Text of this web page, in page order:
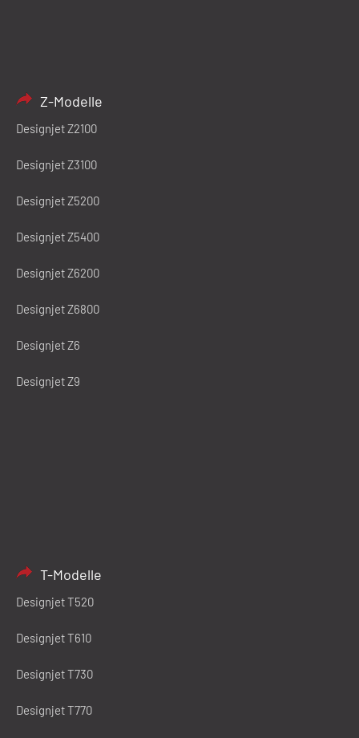
Z-Modelle
Designjet Z2100
Designjet Z3100
Designjet Z5200
Designjet Z5400
Designjet Z6200
Designjet Z6800
Designjet Z6
Designjet Z9
T-Modelle
Designjet T520
Designjet T610
Designjet T730
Designjet T770